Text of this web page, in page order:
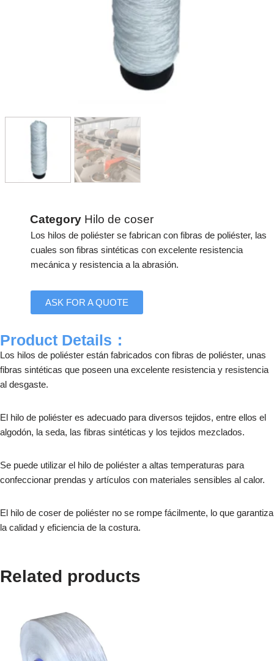
Category Hilo de coser
Los hilos de poliéster se fabrican con fibras de poliéster, las
cuales son fibras sintéticas con excelente resistencia
mecánica y resistencia a la abrasión.
ASK FOR A QUOTE
Product Details：
Los hilos de poliéster están fabricados con fibras de poliéster, unas
fibras sintéticas que poseen una excelente resistencia y resistencia
al desgaste.
El hilo de poliéster es adecuado para diversos tejidos, entre ellos el
algodón, la seda, las fibras sintéticas y los tejidos mezclados.
Se puede utilizar el hilo de poliéster a altas temperaturas para
confeccionar prendas y artículos con materiales sensibles al calor.
El hilo de coser de poliéster no se rompe fácilmente, lo que garantiza
la calidad y eficiencia de la costura.
Related products